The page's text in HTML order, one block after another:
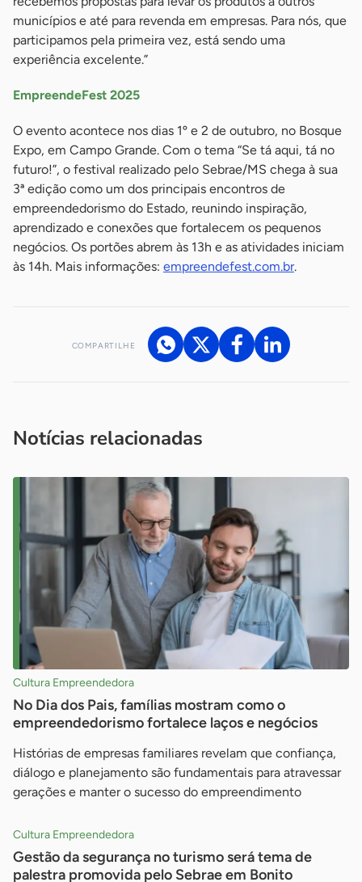
municípios e até para revenda em empresas. Para nós, que
participamos pela primeira vez, está sendo uma
experiência excelente.”
EmpreendeFest 2025
O evento acontece nos dias 1º e 2 de outubro, no Bosque
Expo, em Campo Grande. Com o tema “Se tá aqui, tá no
futuro!”, o festival realizado pelo Sebrae/MS chega à sua
3ª edição como um dos principais encontros de
empreendedorismo do Estado, reunindo inspiração,
aprendizado e conexões que fortalecem os pequenos
negócios. Os portões abrem às 13h e as atividades iniciam
às 14h. Mais informações: empreendefest.com.br.
COMPARTILHE
Notícias relacionadas
Cultura Empreendedora
No Dia dos Pais, famílias mostram como o
empreendedorismo fortalece laços e negócios
Histórias de empresas familiares revelam que confiança,
diálogo e planejamento são fundamentais para atravessar
gerações e manter o sucesso do empreendimento
Cultura Empreendedora
Gestão da segurança no turismo será tema de
palestra promovida pelo Sebrae em Bonito